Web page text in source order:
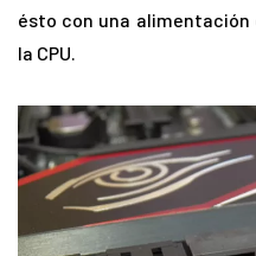
ésto con una alimentación
la CPU.